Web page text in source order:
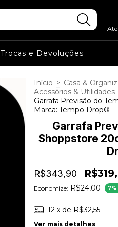
Trocas e Devoluções
Início > Casa &
Acessórios & Utilidades
Garrafa Previsão do
Marca: Tempo Drop®
Garrafa
Shoppstore
R$343,90
Economize: R$24,00 7%
12 x de R$32,55
Ver mais detalhes